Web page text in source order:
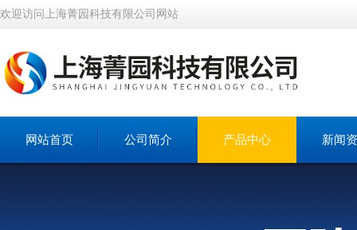
欢迎访问上海菁园科技有限公司网站
网站首页 公司简介 产品中心 新闻